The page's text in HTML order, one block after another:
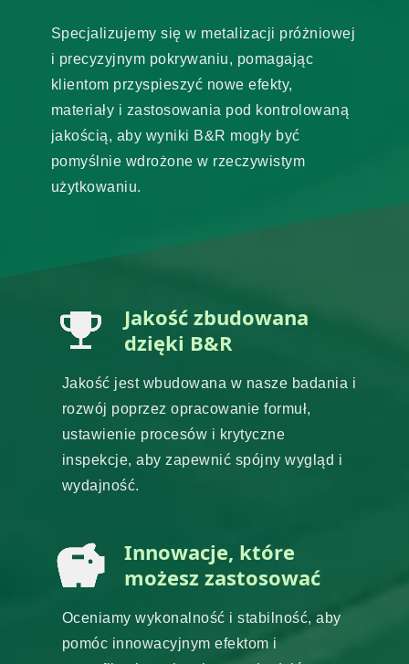
Specjalizujemy się w metalizacji próżniowej
i precyzyjnym pokrywaniu, pomagając
klientom przyspieszyć nowe efekty,
materiały i zastosowania pod kontrolowaną
jakością, aby wyniki B&R mogły być
pomyślnie wdrożone w rzeczywistym
użytkowaniu.
Jakość zbudowana
dzięki B&R
Jakość jest wbudowana w nasze badania i
rozwój poprzez opracowanie formuł,
ustawienie procesów i krytyczne
inspekcje, aby zapewnić spójny wygląd i
wydajność.
Innowacje, które
możesz zastosować
Oceniamy wykonalność i stabilność, aby
pomóc innowacyjnym efektom i